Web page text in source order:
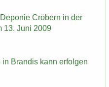
Crö­bern in der
13. Juni 2009
Bran­dis kann er­fol­gen